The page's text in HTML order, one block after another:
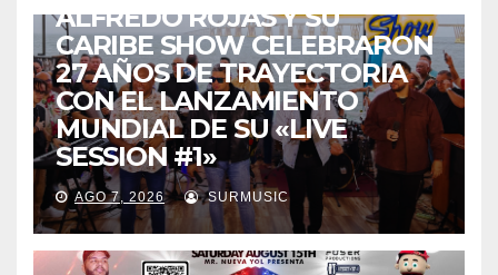
ALFREDO ROJAS Y SU
CARIBE SHOW CELEBRARON
27 AÑOS DE TRAYECTORIA
CON EL LANZAMIENTO
MUNDIAL DE SU «LIVE
SESSION #1»
AGO 7, 2026 SURMUSIC